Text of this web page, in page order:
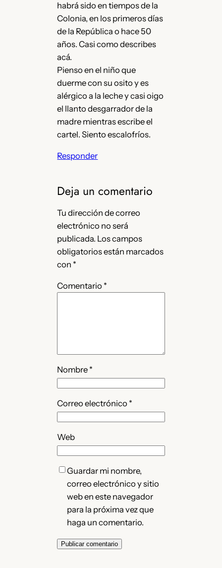
habrá sido en tiempos de la
Colonia, en los primeros días
de la República o hace 50
años. Casi como describes
acá.
Pienso en el niño que
duerme con su osito y es
alérgico a la leche y casi oigo
el llanto desgarrador de la
madre mientras escribe el
cartel. Siento escalofríos.
Responder
Deja un comentario
Tu dirección de correo
electrónico no será
publicada. Los campos
obligatorios están marcados
con *
Comentario *
Nombre *
Correo electrónico *
Web
Guardar mi nombre,
correo electrónico y sitio
web en este navegador
para la próxima vez que
haga un comentario.